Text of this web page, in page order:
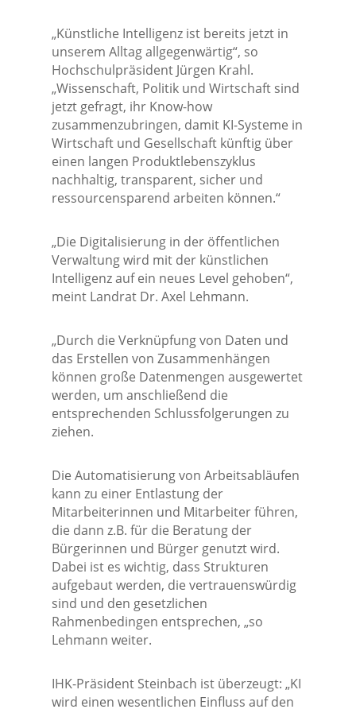
„Künstliche Intelligenz ist bereits jetzt in
unserem Alltag allgegenwärtig“, so
Hochschulpräsident Jürgen Krahl.
„Wissenschaft, Politik und Wirtschaft sind
jetzt gefragt, ihr Know-how
zusammenzubringen, damit KI-Systeme in
Wirtschaft und Gesellschaft künftig über
einen langen Produktlebenszyklus
nachhaltig, transparent, sicher und
ressourcensparend arbeiten können.“
„Die Digitalisierung in der öffentlichen
Verwaltung wird mit der künstlichen
Intelligenz auf ein neues Level gehoben“,
meint Landrat Dr. Axel Lehmann.
„Durch die Verknüpfung von Daten und
das Erstellen von Zusammenhängen
können große Datenmengen ausgewertet
werden, um anschließend die
entsprechenden Schlussfolgerungen zu
ziehen.
Die Automatisierung von Arbeitsabläufen
kann zu einer Entlastung der
Mitarbeiterinnen und Mitarbeiter führen,
die dann z.B. für die Beratung der
Bürgerinnen und Bürger genutzt wird.
Dabei ist es wichtig, dass Strukturen
aufgebaut werden, die vertrauenswürdig
sind und den gesetzlichen
Rahmenbedingen entsprechen, „so
Lehmann weiter.
IHK-Präsident Steinbach ist überzeugt: „KI
wird einen wesentlichen Einfluss auf den